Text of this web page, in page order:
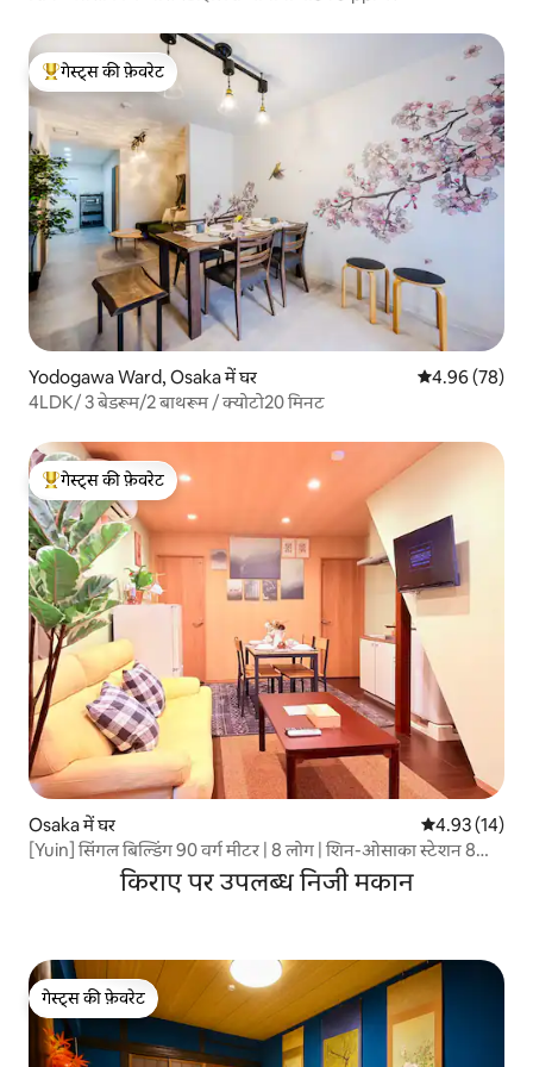
गेस्ट्स का टॉप फ़ेवरेट
गेस्ट्स की फ़ेवरेट
Yodogawa Ward, Osaka में घर औसत रेटिंग 5 में
4.96 (78)
4LDK/ 3 बेडरूम/2 बाथरूम / क्योटो20 मिनट
गेस्ट्स का टॉप फ़ेवरेट
गेस्ट्स की फ़ेवरेट
Osaka में घर औसत रेटिंग 5 में
4.93 (14)
[Yuin] सिंगल बिल्डिंग 90 वर्ग मीटर | 8 लोग | शिन-ओसाका स्टेशन 8
मिनट | हिगाशीयोडोगावा स्टेशन 6 मिनट | शिनसाइबाशी नांबा, उमेदा,
हवाई अड्डे के लिए सीधी पहुँच | 2 बाथरूम 3 शौचालय
किराए पर उपलब्ध निजी मकान
गेस्ट्स की फ़ेवरेट
गेस्ट्स की फ़ेवरेट